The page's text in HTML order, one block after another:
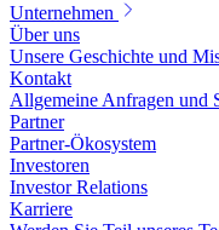
Unternehmen
Über uns
Unsere Geschichte und
Kontakt
Allgemeine Anfragen und
Partner
Partner-Ökosystem
Investoren
Investor Relations
Karriere